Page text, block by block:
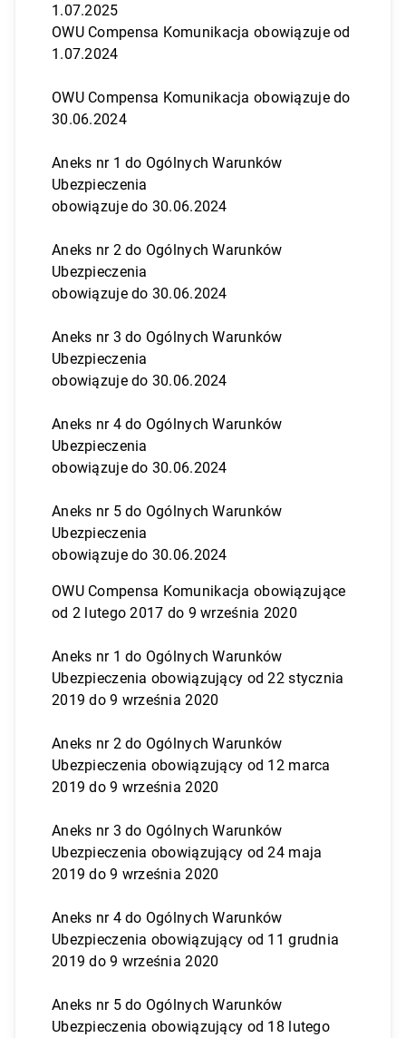
1.07.2025
OWU Compensa Komunikacja obowiązuje od
1.07.2024
OWU Compensa Komunikacja obowiązuje do
30.06.2024
Aneks nr 1 do Ogólnych Warunków
Ubezpieczenia
obowiązuje do 30.06.2024
Aneks nr 2 do Ogólnych Warunków
Ubezpieczenia
obowiązuje do 30.06.2024
Aneks nr 3 do Ogólnych Warunków
Ubezpieczenia
obowiązuje do 30.06.2024
Aneks nr 4 do Ogólnych Warunków
Ubezpieczenia
obowiązuje do 30.06.2024
Aneks nr 5 do Ogólnych Warunków
Ubezpieczenia
obowiązuje do 30.06.2024
OWU Compensa Komunikacja obowiązujące
od 2 lutego 2017 do 9 września 2020
Aneks nr 1 do Ogólnych Warunków
Ubezpieczenia obowiązujący od 22 stycznia
2019 do 9 września 2020
Aneks nr 2 do Ogólnych Warunków
Ubezpieczenia obowiązujący od 12 marca
2019 do 9 września 2020
Aneks nr 3 do Ogólnych Warunków
Ubezpieczenia obowiązujący od 24 maja
2019 do 9 września 2020
Aneks nr 4 do Ogólnych Warunków
Ubezpieczenia obowiązujący od 11 grudnia
2019 do 9 września 2020
Aneks nr 5 do Ogólnych Warunków
Ubezpieczenia obowiązujący od 18 lutego